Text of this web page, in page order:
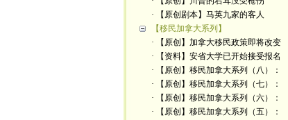
· 【原创剧本】马英九家的客人
【移民加拿大系列】
· 【原创】加拿大移民政策即将改变
· 【资料】安省大学已开始接受报名
· 【原创】移民加拿大系列（八）：
· 【原创】移民加拿大系列（七）：
· 【原创】移民加拿大系列（六）：
· 【原创】移民加拿大系列（五）：